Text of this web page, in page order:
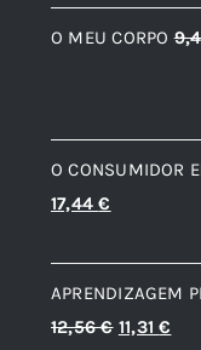
original
era:
atual
é:
O MEU CORPO
O CONSUMIDOR
O
original
era:
19,38 €.
17,44€
atual
é:
17,44 €.
APRENDIZAGEM
12,56€ O
11,31€